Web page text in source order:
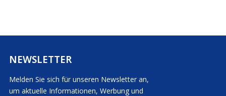
NEWSLETTER
Melden Sie sich für unseren Newsletter an,
um aktuelle Informationen, Werbung und